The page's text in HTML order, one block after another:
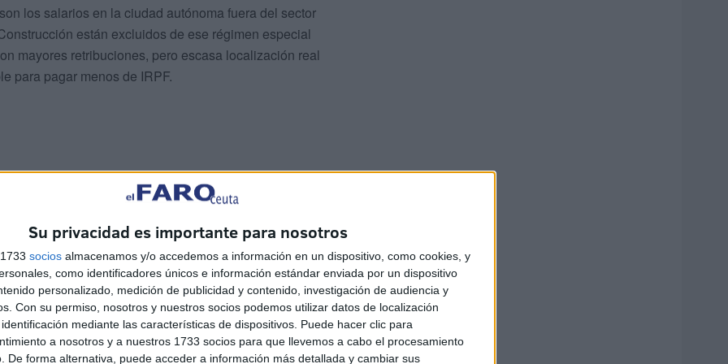
Su privacidad es importante para nosotros
socios almacenamos y/o accedemos a información en un dispositivo, como cookies, y
como identificadores únicos e información estándar enviada por un dispositivo
personalizado, medición de publicidad y contenido, investigación de audiencia y
Con su permiso, nosotros y nuestros socios podemos utilizar datos de localización
mediante las características de dispositivos. Puede hacer clic para
a nosotros y a nuestros 1733 socios para que llevemos a cabo el procesamiento
De forma alternativa, puede acceder a información más detallada y cambiar sus
los salarios en la ciudad autónoma fuera del sector
están excluidos de ese régimen especial
mayores retribuciones, pero escasa localización real
para pagar menos de IRPF.
de la ciudad a los que sí amparan las
Limpieza, cuyas bases de cotización sitúan al
debajo de los 1.668,82 euros de base de cotización.
retribuciones por convenio superiores para ese tipo
por tener relaciones laborales de menor duración.
costaron el año pasado al